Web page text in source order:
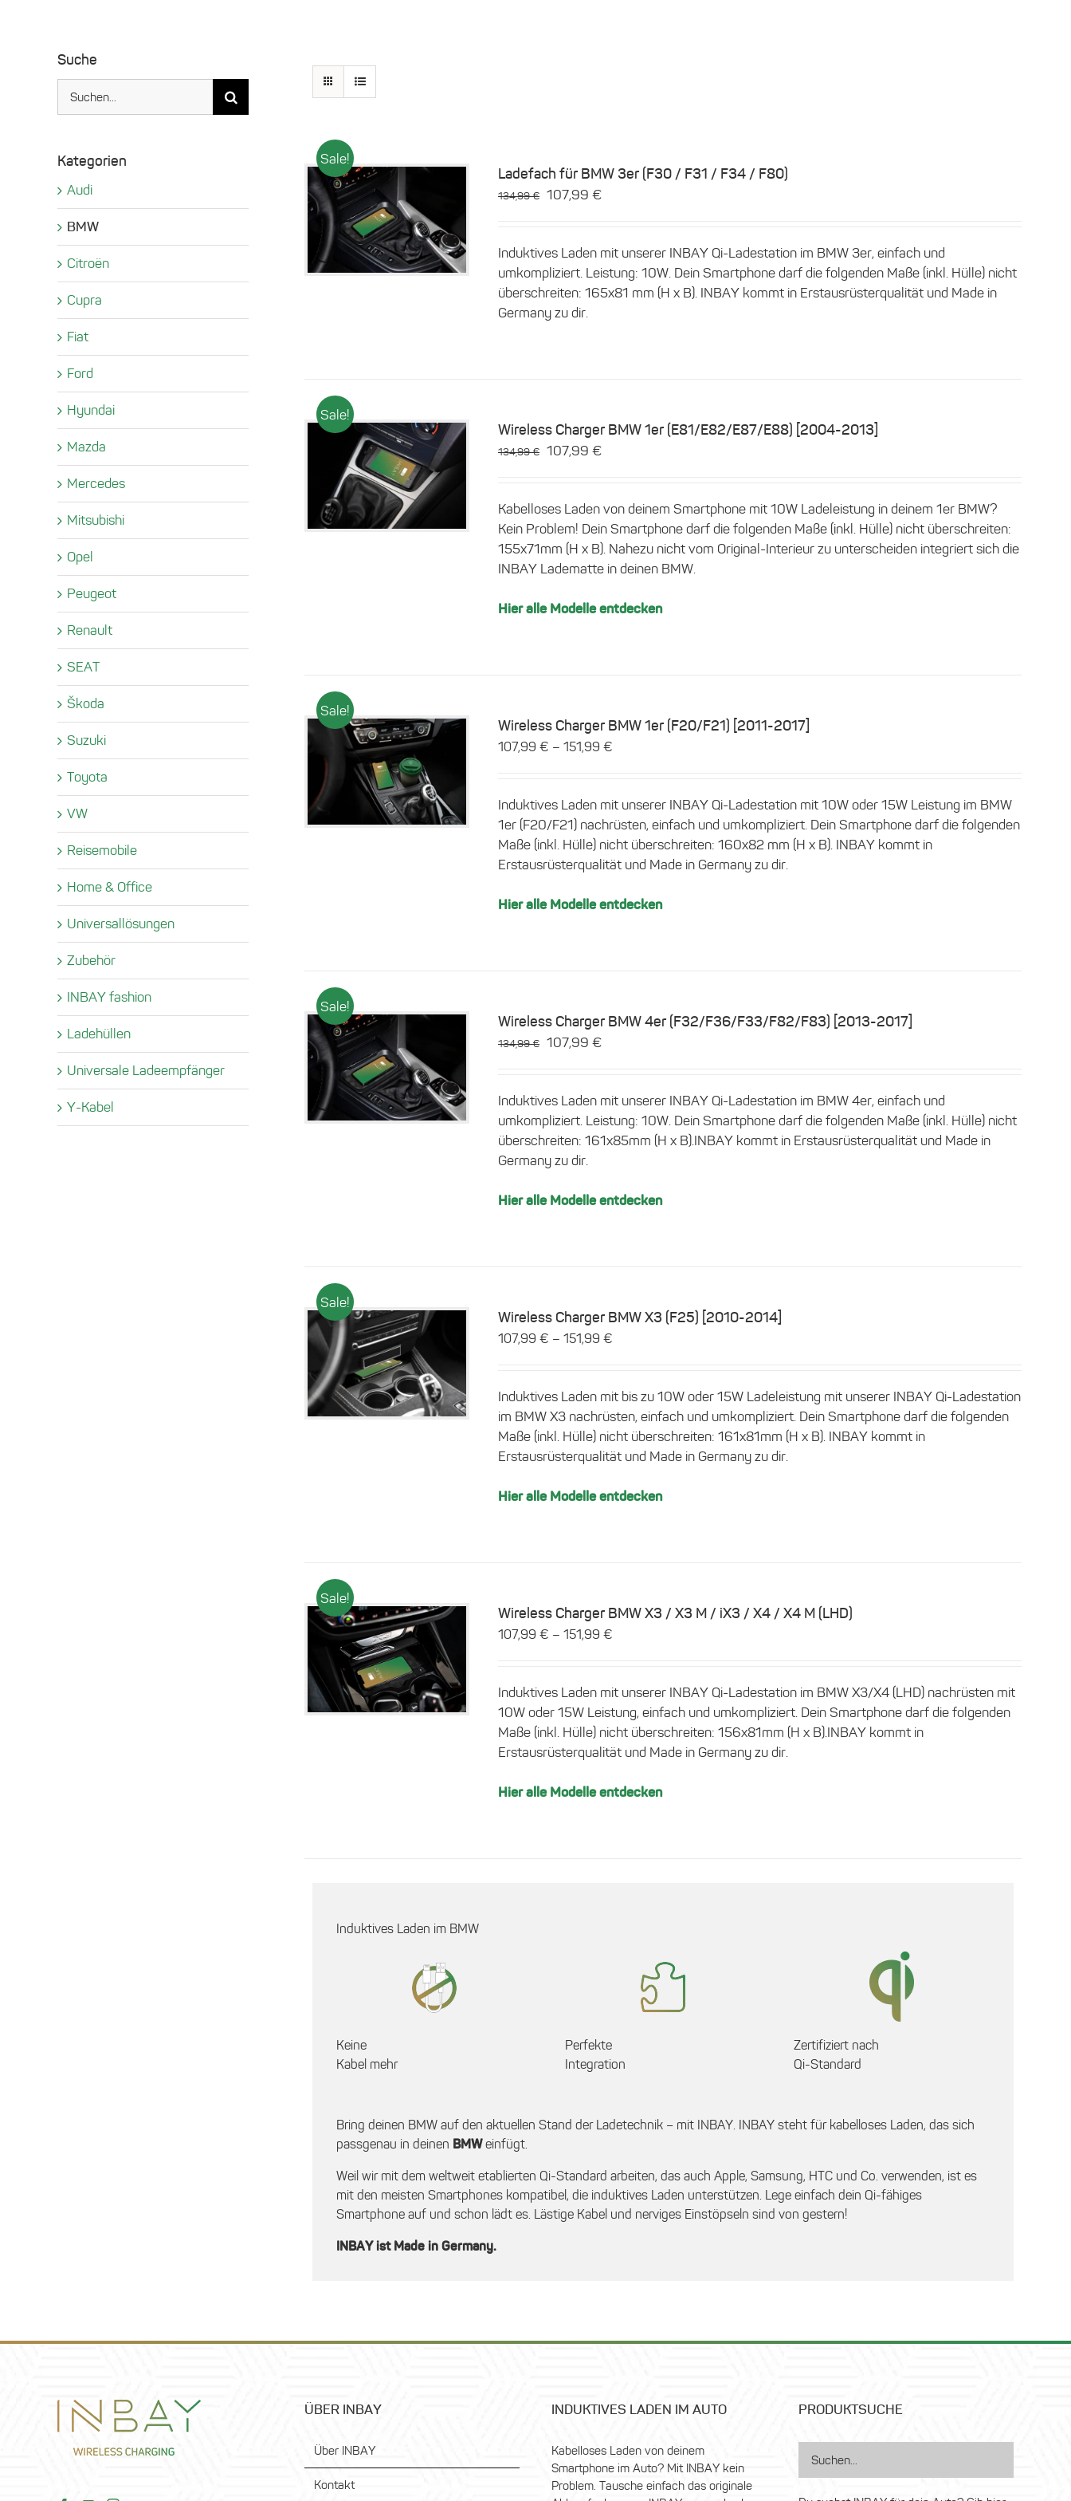
Sale!
Details
Ladefach für BMW 3er (F30 / F31 / F34 / F80)
134,99€ Ursprünglicher
134,99 €
107,99 €Aktueller
107,99 €.
Induktives Laden mit unserer INBAY Qi-Ladestation im BMW 3er, einfach und
umkompliziert. Leistung: 10W. Dein Smartphone darf die folgenden Maße (inkl. Hülle) nicht
überschreiten: 165x81 mm (H x B). INBAY kommt in Erstausrüsterqualität und Made in
Germany zu dir.
Sale!
Details
Wireless Charger BMW 1er (E81/E82/E87/E88) [2004-2013]
134,99€ Ursprünglicher
134,99 €
107,99 €Aktueller
107,99 €.
Kabelloses Laden von deinem Smartphone mit 10W Ladeleistung in deinem 1er BMW?
Kein Problem! Dein Smartphone darf die folgenden Maße (inkl. Hülle) nicht überschreiten:
155x71mm (H x B). Nahezu nicht vom Original-Interieur zu unterscheiden integriert sich die
INBAY Ladematte in deinen BMW.
Hier alle Modelle entdecken
Sale!
Dieses
Produkt
weist
mehrere
Details
Wireless Charger BMW 1er (F20/F21) [2011-2017]
107,99 € – 151,99 €
Induktives Laden mit unserer INBAY Qi-Ladestation mit 10W oder 15W Leistung im BMW
1er (F20/F21) nachrüsten, einfach und umkompliziert. Dein Smartphone darf die folgenden
Maße (inkl. Hülle) nicht überschreiten: 160x82 mm (H x B). INBAY kommt in
Erstausrüsterqualität und Made in Germany zu dir.
Hier alle Modelle entdecken
Sale!
Details
Wireless Charger BMW 4er (F32/F36/F33/F82/F83) [2013-2017]
134,99€ Ursprünglicher
134,99 €
107,99 €Aktueller
107,99 €.
Induktives Laden mit unserer INBAY Qi-Ladestation im BMW 4er, einfach und
umkompliziert. Leistung: 10W. Dein Smartphone darf die folgenden Maße (inkl. Hülle) nicht
überschreiten: 161x85mm (H x B).INBAY kommt in Erstausrüsterqualität und Made in
Germany zu dir.
Hier alle Modelle entdecken
Sale!
Dieses
Produkt
weist
mehrere
Details
Wireless Charger BMW X3 (F25) [2010-2014]
107,99 € – 151,99 €
Induktives Laden mit bis zu 10W oder 15W Ladeleistung mit unserer INBAY Qi-Ladestation
im BMW X3 nachrüsten, einfach und umkompliziert. Dein Smartphone darf die folgenden
Maße (inkl. Hülle) nicht überschreiten: 161x81mm (H x B). INBAY kommt in
Erstausrüsterqualität und Made in Germany zu dir.
Hier alle Modelle entdecken
Sale!
Dieses
Produkt
weist
mehrere
Details
Wireless Charger BMW X3 / X3 M / iX3 / X4 / X4 M (LHD)
107,99 € – 151,99 €
Induktives Laden mit unserer INBAY Qi-Ladestation im BMW X3/X4 (LHD) nachrüsten mit
10W oder 15W Leistung, einfach und umkompliziert. Dein Smartphone darf die folgenden
Maße (inkl. Hülle) nicht überschreiten: 156x81mm (H x B).INBAY kommt in
Erstausrüsterqualität und Made in Germany zu dir.
Hier alle Modelle entdecken
Induktives Laden im BMW
Keine
Kabel mehr
Perfekte
Integration
Zertifiziert nach
Qi-Standard
Bring deinen BMW auf den aktuellen Stand der Ladetechnik – mit INBAY. INBAY steht für kabelloses Laden, das sich
passgenau in deinen BMWeinfügt.
Weil wir mit dem weltweit etablierten Qi-Standard arbeiten, das auch Apple, Samsung, HTC und Co. verwenden, ist es
mit den meisten Smartphones kompatibel, die induktives Laden unterstützen. Lege einfach dein Qi-fähiges
Smartphone auf und schon lädt es. Lästige Kabel und nerviges Einstöpseln sind von gestern!
INBAY ist Made in Germany.
Suche
Kategorien
Audi
BMW
Citroën
Cupra
Fiat
Ford
Hyundai
Mazda
Mercedes
Mitsubishi
Opel
Peugeot
Renault
SEAT
Škoda
Suzuki
Toyota
VW
Reisemobile
Home & Office
Universallösungen
Zubehör
INBAY fashion
Ladehüllen
Universale Ladeempfänger
Y-Kabel
ÜBER INBAY
Über INBAY
Kontakt
INDUKTIVES LADEN IM AUTO
Kabelloses Laden von deinem
Smartphone im Auto? Mit INBAY kein
Problem. Tausche einfach das originale
PRODUKTSUCHE